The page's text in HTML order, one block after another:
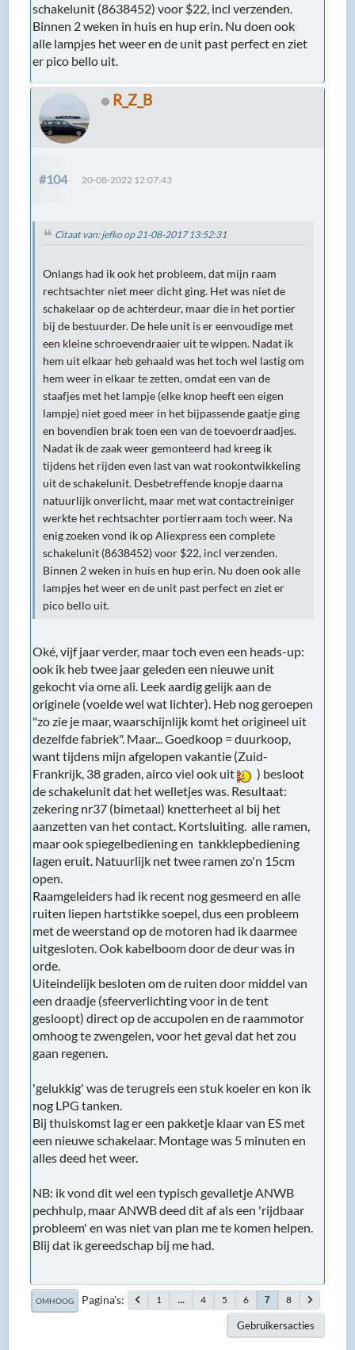
schakelunit (8638452) voor $22, incl verzenden.
Binnen 2 weken in huis en hup erin. Nu doen ook
alle lampjes het weer en de unit past perfect en ziet
er pico bello uit.
R_Z_B
#104 20-08-2022 12:07:43
Citaat van: jefko op 21-08-2017 13:52:31
Onlangs had ik ook het probleem, dat mijn raam
rechtsachter niet meer dicht ging. Het was niet de
schakelaar op de achterdeur, maar die in het portier
bij de bestuurder. De hele unit is er eenvoudige met
een kleine schroevendraaier uit te wippen. Nadat ik
hem uit elkaar heb gehaald was het toch wel lastig om
hem weer in elkaar te zetten, omdat een van de
staafjes met het lampje (elke knop heeft een eigen
lampje) niet goed meer in het bijpassende gaatje ging
en bovendien brak toen een van de toevoerdraadjes.
Nadat ik de zaak weer gemonteerd had kreeg ik
tijdens het rijden even last van wat rookontwikkeling
uit de schakelunit. Desbetreffende knopje daarna
natuurlijk onverlicht, maar met wat contactreiniger
werkte het rechtsachter portierraam toch weer. Na
enig zoeken vond ik op Aliexpress een complete
schakelunit (8638452) voor $22, incl verzenden.
Binnen 2 weken in huis en hup erin. Nu doen ook alle
lampjes het weer en de unit past perfect en ziet er
pico bello uit.
Oké, vijf jaar verder, maar toch even een heads-up:
ook ik heb twee jaar geleden een nieuwe unit
gekocht via ome ali. Leek aardig gelijk aan de
originele (voelde wel wat lichter). Heb nog geroepen
"zo zie je maar, waarschijnlijk komt het origineel uit
dezelfde fabriek". Maar... Goedkoop = duurkoop,
want tijdens mijn afgelopen vakantie (Zuid-
Frankrijk, 38 graden, airco viel ook uit
) besloot
de schakelunit dat het welletjes was. Resultaat:
zekering nr37 (bimetaal) knetterheet al bij het
aanzetten van het contact. Kortsluiting. alle ramen,
maar ook spiegelbediening en tankklepbediening
lagen eruit. Natuurlijk net twee ramen zo'n 15cm
open.
Raamgeleiders had ik recent nog gesmeerd en alle
ruiten liepen hartstikke soepel, dus een probleem
met de weerstand op de motoren had ik daarmee
uitgesloten. Ook kabelboom door de deur was in
orde.
Uiteindelijk besloten om de ruiten door middel van
een draadje (sfeerverlichting voor in de tent
gesloopt) direct op de accupolen en de raammotor
omhoog te zwengelen, voor het geval dat het zou
gaan regenen.
'gelukkig' was de terugreis een stuk koeler en kon ik
nog LPG tanken.
Bij thuiskomst lag er een pakketje klaar van ES met
een nieuwe schakelaar. Montage was 5 minuten en
alles deed het weer.
NB: ik vond dit wel een typisch gevalletje ANWB
pechhulp, maar ANWB deed dit af als een 'rijdbaar
probleem' en was niet van plan me te komen helpen.
Blij dat ik gereedschap bij me had.
OMHOOG Pagina's 1 ... 4 5 6 7 8
Gebruikersacties